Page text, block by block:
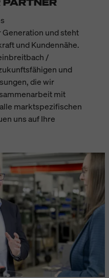
und steht
und Kundennähe.
/
und
die wir
mit
marktspezifischen
uns auf Ihre